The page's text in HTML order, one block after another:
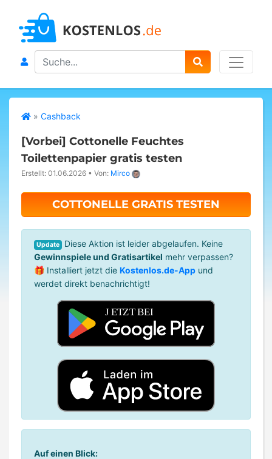
Search
» Cashback
[Vorbei] Cottonelle Feuchtes
Toilettenpapier gratis testen
Erstellt: 01.06.2026 • Von: Mirco
COTTONELLE GRATIS TESTEN
Update
Diese Aktion ist leider abgelaufen. Keine
Gewinnspiele und Gratisartikel mehr verpassen?
🎁 Installiert jetzt die Kostenlos.de-App und
werdet direkt benachrichtigt!
Auf einen Blick: